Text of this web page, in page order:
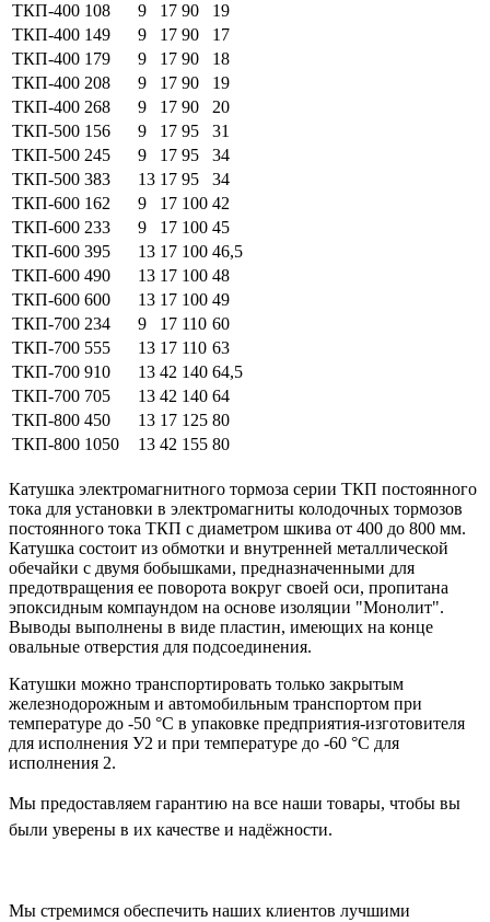
ТКП-400 108 9 17 90
19
ТКП-400 149 9 17 90
17
ТКП-400 179 9 17 90
18
ТКП-400 208 9 17 90
19
ТКП-400 268 9 17 90
20
ТКП-500 156 9 17 95
31
ТКП-500 245 9 17 95
34
ТКП-500 383 13 17 95
34
ТКП-600 162 9 17 100 42
ТКП-600 233 9 17 100 45
ТКП-600 395 13 17 100 46,5
ТКП-600 490 13 17 100 48
ТКП-600 600 13 17 100 49
ТКП-700 234 9 17 110 60
ТКП-700 555 13 17 110 63
ТКП-700 910 13 42 140 64,5
ТКП-700 705 13 42 140 64
ТКП-800 450 13 17 125 80
ТКП-800 1050 13 42 155 80
Катушка электромагнитного тормоза серии ТКП постоянного
тока для установки в электромагниты колодочных тормозов
постоянного тока ТКП с диаметром шкива от 400 до 800 мм.
Катушка состоит из обмотки и внутренней металлической
обечайки с двумя бобышками, предназначенными для
предотвращения ее поворота вокруг своей оси, пропитана
эпоксидным компаундом на основе изоляции "Монолит".
Выводы выполнены в виде пластин, имеющих на конце
овальные отверстия для подсоединения.
Катушки можно транспортировать только закрытым
железнодорожным и автомобильным транспортом при
температуре до -50 °С в упаковке предприятия-изготовителя
для исполнения У2 и при температуре до -60 °С для
исполнения 2.
Мы предоставляем гарантию на все наши товары, чтобы вы
были уверены в их качестве и надёжности.
Мы стремимся обеспечить наших клиентов лучшими